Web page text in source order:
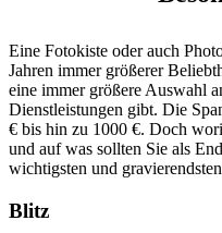
Eine Fotokiste oder auch
Jahren immer größerer
eine immer größere Auswahl
Dienstleistungen gibt. Die
€ bis hin zu 1000 €. Doch
und auf was sollten Sie als
wichtigsten und
Blitz